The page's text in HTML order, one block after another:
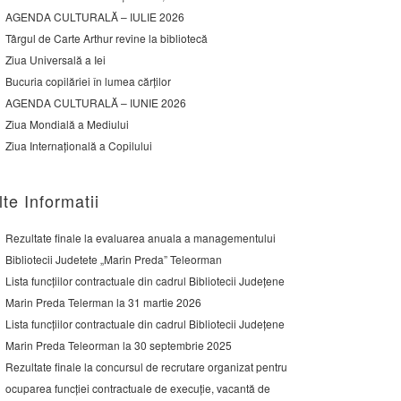
AGENDA CULTURALĂ – IULIE 2026
Târgul de Carte Arthur revine la bibliotecă
Ziua Universală a Iei
Bucuria copilăriei în lumea cărților
AGENDA CULTURALĂ – IUNIE 2026
Ziua Mondială a Mediului
Ziua Internațională a Copilului
Informatii
Rezultate finale la evaluarea anuala a managementului
Bibliotecii Judetete „Marin Preda” Teleorman
Lista funcțiilor contractuale din cadrul Bibliotecii Județene
Marin Preda Telerman la 31 martie 2026
Lista funcțiilor contractuale din cadrul Bibliotecii Județene
Marin Preda Teleorman la 30 septembrie 2025
Rezultate finale la concursul de recrutare organizat pentru
ocuparea funcției contractuale de execuție, vacantă de